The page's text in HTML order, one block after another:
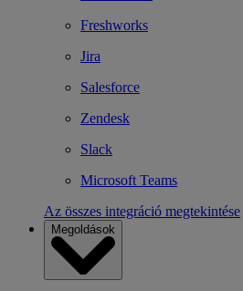
Freshworks
Jira
Salesforce
Zendesk
Slack
Microsoft Teams
Az összes integráció megtekintése
Megoldások